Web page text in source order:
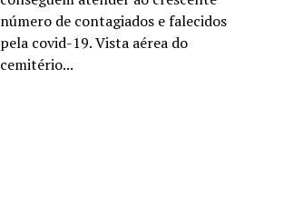
número de contagiados e falecidos
pela covid-19. Vista aérea do
cemitério...